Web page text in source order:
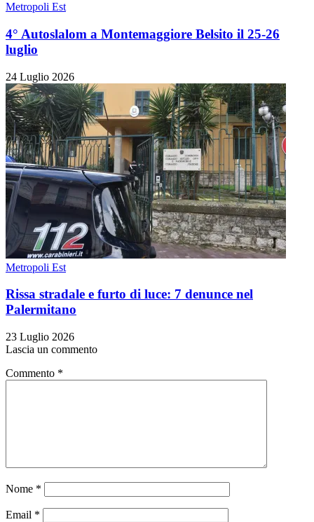
Metropoli Est
4° Autoslalom a Montemaggiore Belsito il 25-26
luglio
24 Luglio 2026
Metropoli Est
Rissa stradale e furto di luce: 7 denunce nel
Palermitano
23 Luglio 2026
Lascia un commento
Commento *
Nome *
Email *